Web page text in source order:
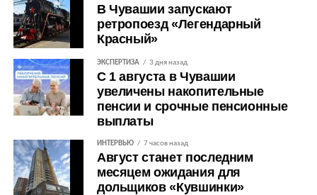
В Чувашии запускают
ретропоезд «Легендарный
Красный»
ЭКСПЕРТИЗА 3 дня назад
С 1 августа в Чувашии
увеличены накопительные
пенсии и срочные пенсионные
выплаты
ИНТЕРВЬЮ 7 часов назад
Август станет последним
месяцем ожидания для
дольщиков «Кувшинки»